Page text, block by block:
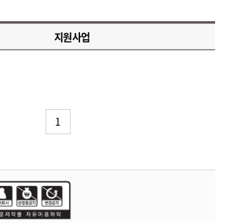
지원사업
1